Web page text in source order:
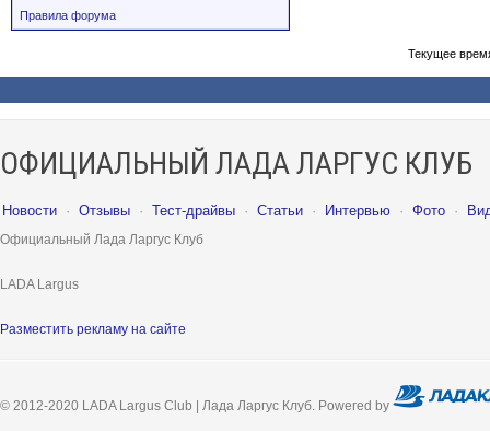
Правила форума
Текущее
ОФИЦИАЛЬНЫЙ ЛАДА ЛАРГУС КЛУБ
Новости · Отзывы · Тест-драйвы · Статьи · Интервью · Фото ·
Официальный Лада Ларгус Клуб
LADA Largus
Разместить рекламу на сайте
© 2012-2020 LADA Largus Club | Лада Ларгус Клуб. Powered by